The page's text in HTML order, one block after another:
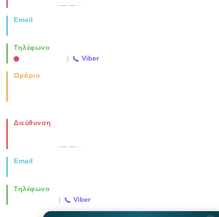
Email
Τηλέφωνο
| Viber
Ωράριο
Διεύθυνση
Email
Τηλέφωνο
| Viber